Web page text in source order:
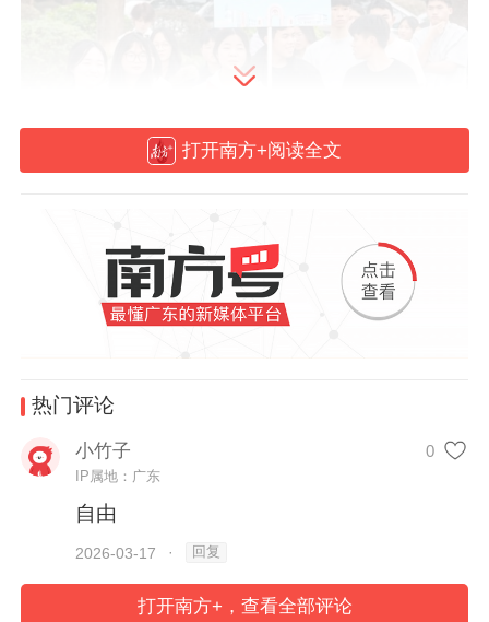
打开南方+阅读全文
热门评论
小竹子 0
IP属地：广东
自由
2026-03-17 · 回复
打开南方+，查看全部评论